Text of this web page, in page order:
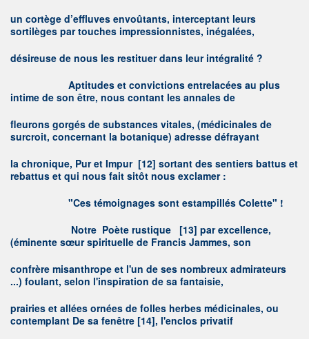
un cortège d’effluves envoûtants, interceptant leurs
sortilèges par touches impressionnistes, inégalées,
désireuse de nous les restituer dans leur intégralité ?
Aptitudes et convictions entrelacées au plus
intime de son être, nous contant les annales de
fleurons gorgés de substances vitales, (médicinales de
surcroit, concernant la botanique) adresse défrayant
la chronique, Pur et Impur [12] sortant des sentiers battus et
rebattus et qui nous fait sitôt nous exclamer :
"Ces témoignages sont estampillés Colette" !
Notre Poète rustique [13] par excellence,
(éminente sœur spirituelle de Francis Jammes, son
confrère misanthrope et l'un de ses nombreux admirateurs
...) foulant, selon l'inspiration de sa fantaisie,
prairies et allées ornées de folles herbes médicinales, ou
contemplant De sa fenêtre [14], l'enclos privatif